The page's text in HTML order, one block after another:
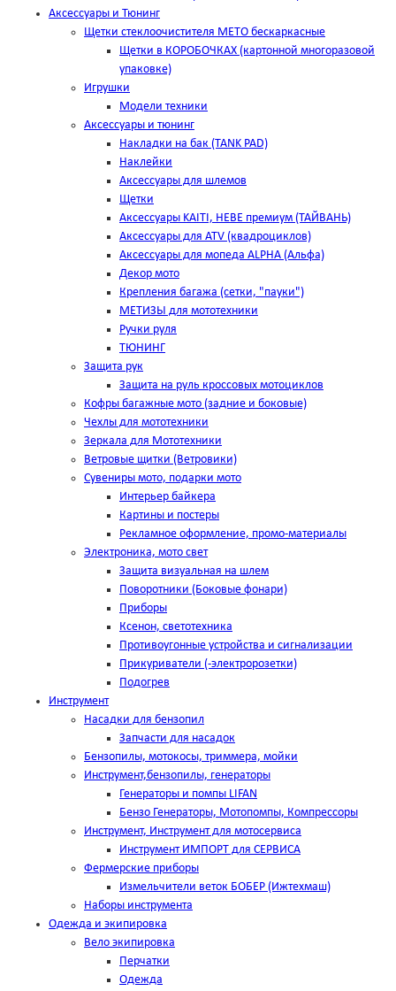
Аксессуары и Тюнинг
Щетки стеклоочистителя METO бескаркасные
Щетки в КОРОБОЧКАХ (картонной многоразовой
упаковке)
Игрушки
Модели техники
Аксессуары и тюнинг
Накладки на бак (TANK PAD)
Наклейки
Аксессуары для шлемов
Щетки
Аксессуары KAITI, HEBE премиум (ТАЙВАНЬ)
Аксессуары для ATV (квадроциклов)
Аксессуары для мопеда ALPHA (Альфа)
Декор мото
Крепления багажа (сетки, "пауки")
МЕТИЗЫ для мототехники
Ручки руля
ТЮНИНГ
Защита рук
Защита на руль кроссовых мотоциклов
Кофры багажные мото (задние и боковые)
Чехлы для мототехники
Зеркала для Мототехники
Ветровые щитки (Ветровики)
Сувениры мото, подарки мото
Интерьер байкера
Картины и постеры
Рекламное оформление, промо-материалы
Электроника, мото свет
Защита визуальная на шлем
Поворотники (Боковые фонари)
Приборы
Ксенон, светотехника
Противоугонные устройства и сигнализации
Прикуриватели (-электророзетки)
Подогрев
Инструмент
Насадки для бензопил
Запчасти для насадок
Бензопилы, мотокосы, триммера, мойки
Инструмент,бензопилы, генераторы
Генераторы и помпы LIFAN
Бензо Генераторы, Мотопомпы, Компрессоры
Инструмент, Инструмент для мотосервиса
Инструмент ИМПОРТ для СЕРВИСА
Фермерские приборы
Измельчители веток БОБЕР (Ижтехмаш)
Наборы инструмента
Одежда и экипировка
Вело экипировка
Перчатки
Одежда